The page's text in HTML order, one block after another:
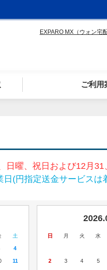
EXPARO MX（ウォン宅
ご利用
日曜、祝日および12月31
(円指定送金サービス
土
4
11
日 月 火 水
2 3 4 5